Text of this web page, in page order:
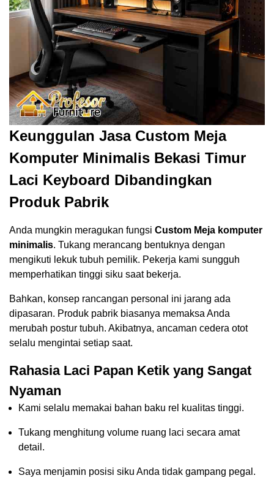
Keunggulan Jasa Custom Meja
Komputer Minimalis Bekasi Timur
Laci Keyboard Dibandingkan
Produk Pabrik
Anda mungkin meragukan fungsi Custom Meja komputer
minimalis. Tukang merancang bentuknya dengan
mengikuti lekuk tubuh pemilik. Pekerja kami sungguh
memperhatikan tinggi siku saat bekerja.
Bahkan, konsep rancangan personal ini jarang ada
dipasaran. Produk pabrik biasanya memaksa Anda
merubah postur tubuh. Akibatnya, ancaman cedera otot
selalu mengintai setiap saat.
Rahasia Laci Papan Ketik yang Sangat
Nyaman
Kami selalu memakai bahan baku rel kualitas tinggi.
Tukang menghitung volume ruang laci secara amat
detail.
Saya menjamin posisi siku Anda tidak gampang pegal.